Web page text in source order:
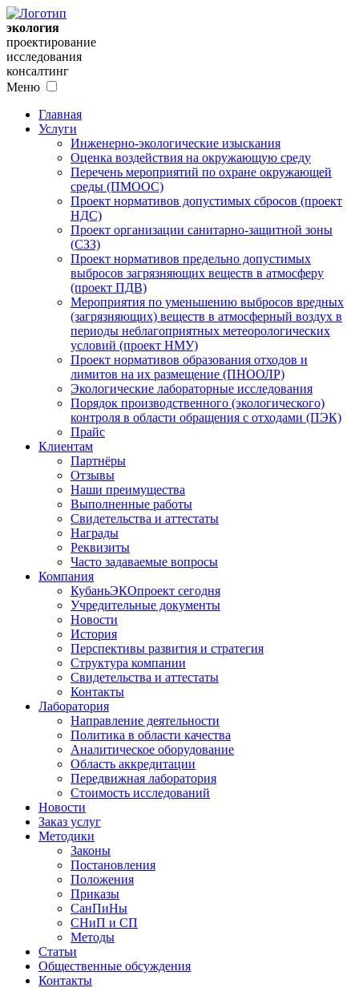
экология
проектирование
исследования
консалтинг
Меню
Главная
Услуги
Инженерно-экологические изыскания
Оценка воздействия на окружающую среду
Перечень мероприятий по охране окружающей
среды (ПМООС)
Проект нормативов допустимых сбросов (проект
НДС)
Проект организации санитарно-защитной зоны
(СЗЗ)
Проект нормативов предельно допустимых
выбросов загрязняющих веществ в атмосферу
(проект ПДВ)
Мероприятия по уменьшению выбросов вредных
(загрязняющих) веществ в атмосферный воздух в
периоды неблагоприятных метеорологических
условий (проект НМУ)
Проект нормативов образования отходов и
лимитов на их размещение (ПНООЛР)
Экологические лабораторные исследования
Порядок производственного (экологического)
контроля в области обращения с отходами (ПЭК)
Прайс
Клиентам
Партнёры
Отзывы
Наши преимущества
Выполненные работы
Свидетельства и аттестаты
Награды
Реквизиты
Часто задаваемые вопросы
Компания
КубаньЭКОпроект сегодня
Учредительные документы
Новости
История
Перспективы развития и стратегия
Структура компании
Свидетельства и аттестаты
Контакты
Лаборатория
Направление деятельности
Политика в области качества
Аналитическое оборудование
Область аккредитации
Передвижная лаборатория
Стоимость исследований
Новости
Заказ услуг
Методики
Законы
Постановления
Положения
Приказы
СанПиНы
СНиП и СП
Методы
Статьи
Общественные обсуждения
Контакты